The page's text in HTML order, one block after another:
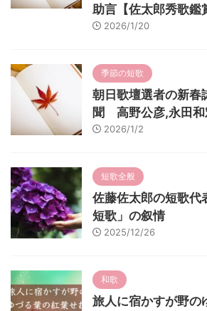
助言【佐太郎秀歌鑑
2026/1/20
季節の短歌
朝日歌壇選者の新
聞 高野公彦,永田和
2026/1/2
短歌全般
佐藤佐太郎の短歌
短歌」の叙情
2025/12/26
和歌
旅人に宿かすが野の